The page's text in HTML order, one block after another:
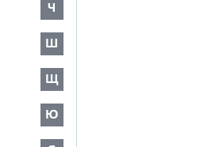
Ч
Ш
Щ
Ю